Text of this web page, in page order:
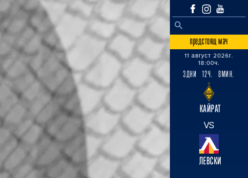
Search
SEARCH BUTTON
предстоящ мач
11 август 2026г.
18:00ч.
3ДНИ 12Ч. 8МИН.
КАЙРАТ
VS
ЛЕВСКИ